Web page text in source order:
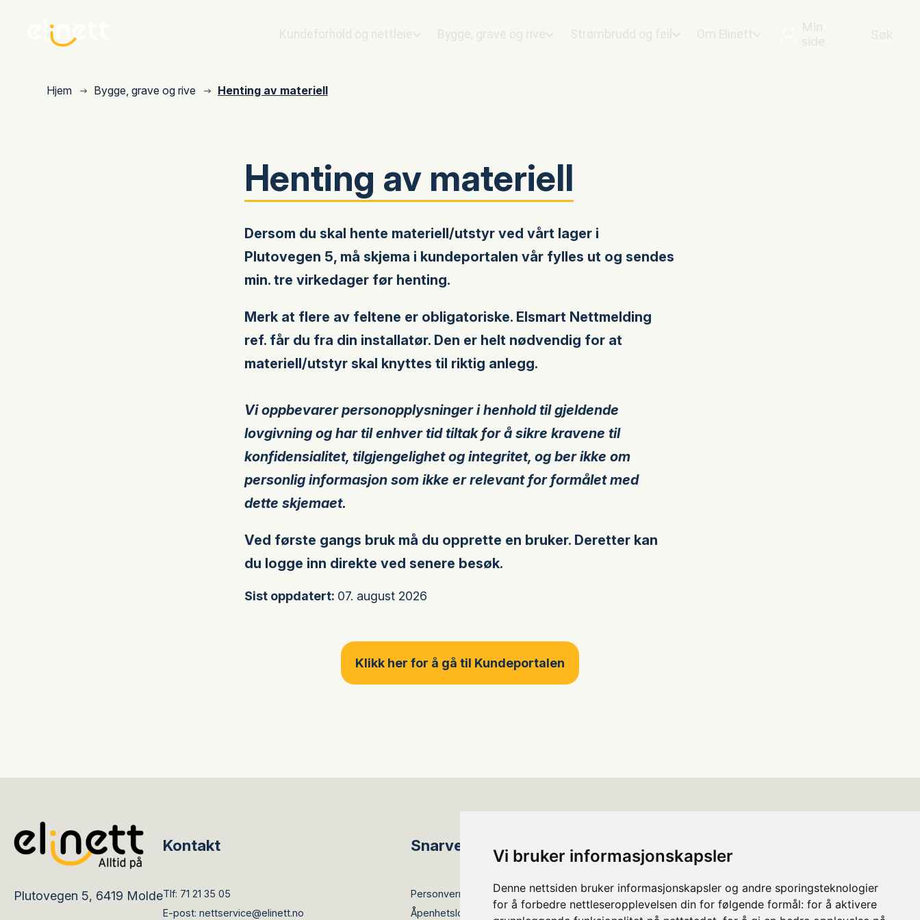
Vi bruker informasjonskapsler
Denne nettsiden bruker informasjonskapsler og andre sporingsteknologier
for å forbedre nettleseropplevelsen din for følgende formål: for å aktivere
Kundeforhold og nettleie Bygge, grave og rive Strømbrudd og feil Om Elinett
Min
side
Søk
Hjem Bygge, grave og rive Henting av materiell
Henting av materiell
Dersom du skal hente materiell/utstyr ved vårt lager i
Plutovegen 5, må skjema i kundeportalen vår fylles ut og sendes
min. tre virkedager før henting.
Merk at flere av feltene er obligatoriske. Elsmart Nettmelding
ref. får du fra din installatør. Den er helt nødvendig for at
materiell/utstyr skal knyttes til riktig anlegg.
Vi oppbevarer personopplysninger i henhold til gjeldende
lovgivning og har til enhver tid tiltak for å sikre kravene til
konfidensialitet, tilgjengelighet og integritet, og ber ikke om
personlig informasjon som ikke er relevant for formålet med
dette skjemaet.
Ved første gangs bruk må du opprette en bruker. Deretter kan
du logge inn direkte ved senere besøk.
Sist oppdatert: 07. august 2026
Klikk her for å gå til Kundeportalen
Plutovegen 5, 6419 Molde
Kontakt
Tlf: 71 21 35 05
E-post: nettservice@elinett.no
Snarveier
Personvernerklæring
Åpenhetsloven
Nyttige lenker
Meld inn feil
Aktuelt